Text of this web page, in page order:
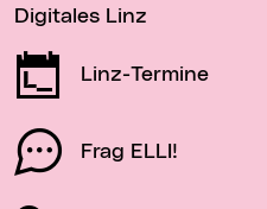
Digitales Linz
Linz-Termine
Frag ELLI!